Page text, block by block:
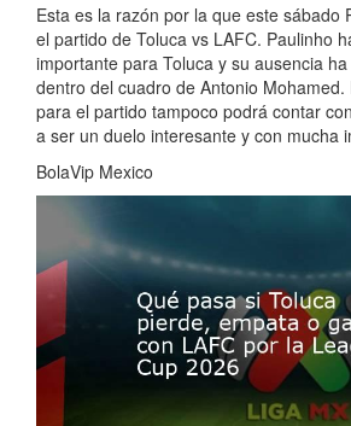
Esta es la razón por la que este sábado
el partido de Toluca vs LAFC. Paulinho
importante para Toluca y su ausencia
dentro del cuadro de Antonio Mohamed.
para el partido tampoco podrá contar
a ser un duelo interesante y con mucha
BolaVip Mexico